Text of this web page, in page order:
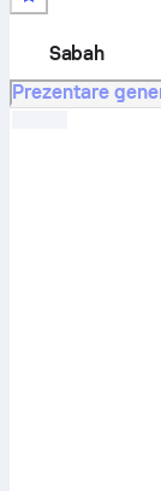
Sabah
Prezentare